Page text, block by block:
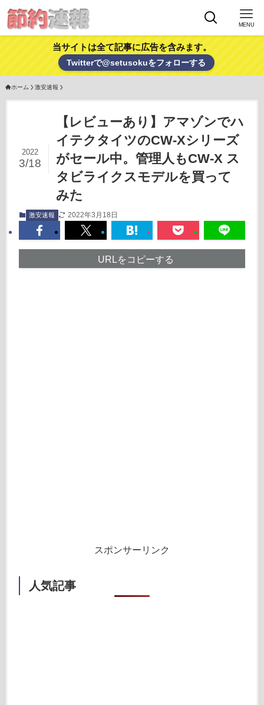
MENU
当サイトは全て記事に広告を含みます。
Twitterで@setusokuをフォローする
ホーム 激安速報
【レビューあり】アマゾンでハ
イテクタイツのCW-Xシリーズ
がセール中。管理人もCW-X ス
タビライクスモデルを買って
みた
2022
3/18
激安速報 2022年3月18日
URLをコピーする
スポンサーリンク
人気記事